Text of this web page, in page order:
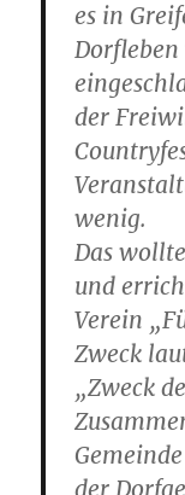
es in
der
wenig.
Das
und
Verein
Zweck
„Zweck